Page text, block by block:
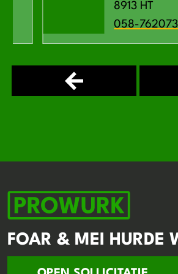
8913 HT
058-
FOAR & MEI HURDE